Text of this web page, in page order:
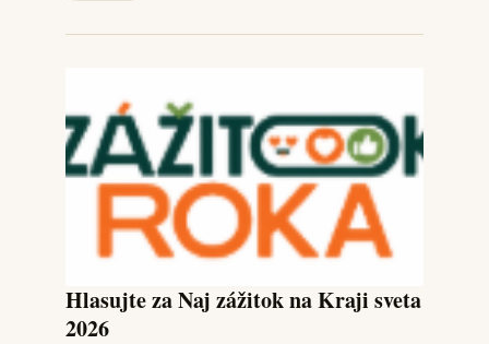
Hlasujte za Naj zážitok na Kraji sveta
2026